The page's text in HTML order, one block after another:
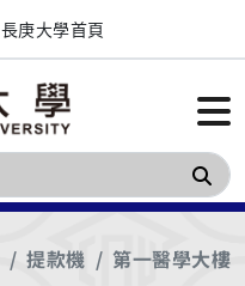
長庚大學首頁
搜
提款機 第一醫學大樓